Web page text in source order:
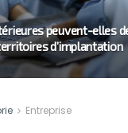
peuvent-elles
d’implantation
Entreprise